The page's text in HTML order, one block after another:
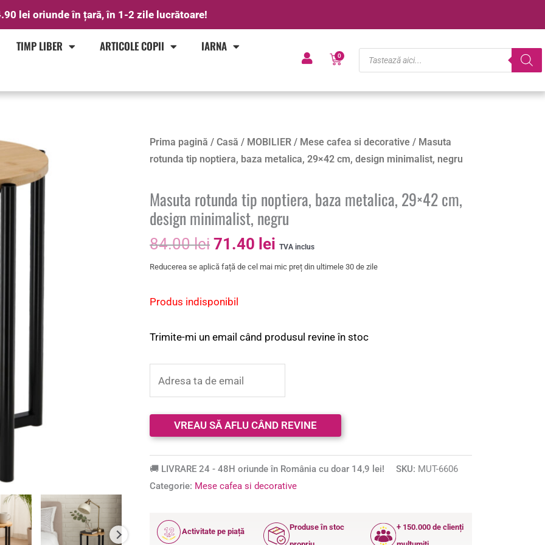
lei oriunde în țară, în 1-2 zile lucrătoare!
TIMP LIBER ARTICOLE COPII
IARNA
0
Cart
Products
search
Prima pagină /Casă / MOBILIER / Mese cafea si decorative / Masuta
rotunda tip noptiera, baza metalica, 29×42 cm, design minimalist, negru
Masuta rotunda tip noptiera, baza metalica, 29×42 cm,
design minimalist, negru
84.00lei
Prețul
inițial
fost:
84.00 lei.
71.40 lei
Prețul
curent
71.40 lei.
TVA inclus
Reducerea se aplică față de cel mai mic preț din ultimele 30 de zile
Produs indisponibil
Trimite-mi un email când produsul revine în stoc
🚚 LIVRARE 24 - 48H oriunde în România cu doar 14,9 lei! SKU: MUT-6606
Categorie: Mese cafea si decorative
12
ANI
Activitate pe piață
Produse în stoc
+ 150.000 de clienți